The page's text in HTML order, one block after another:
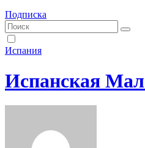
Подписка
Испания
Испанская